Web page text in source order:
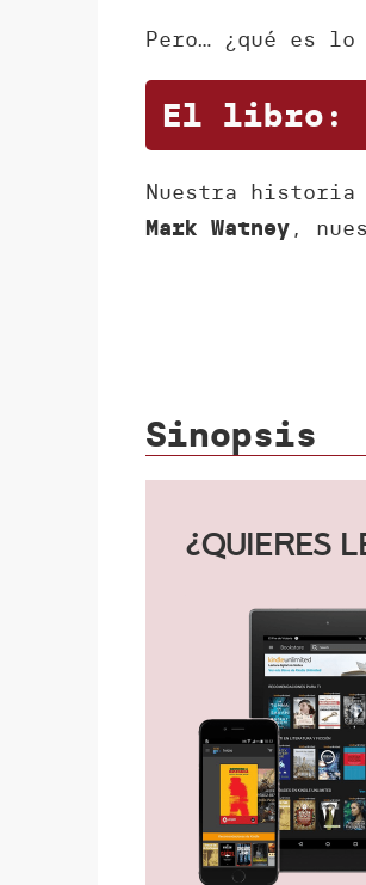
Pero… ¿qué es
El libro:
Nuestra historia
Mark Watney,
Sinopsis
¿Quieres